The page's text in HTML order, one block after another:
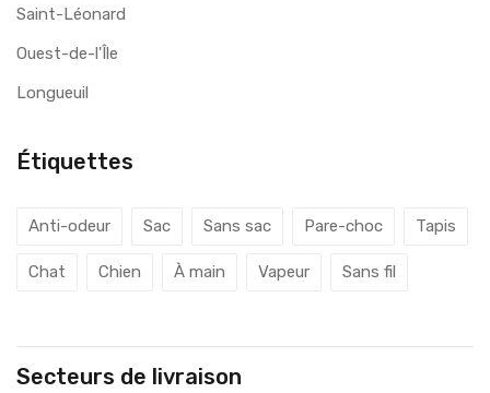
Saint-Léonard
Ouest-de-l'Île
Longueuil
Étiquettes
Anti-odeur Sac Sans sac Pare-choc Tapis
Chat Chien À main Vapeur Sans fil
Secteurs de livraison